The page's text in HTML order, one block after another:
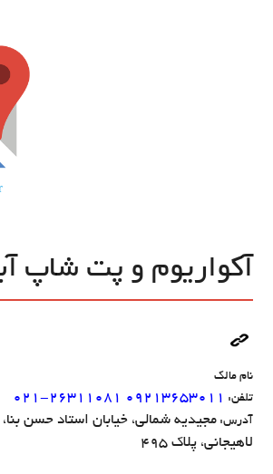
آکواریوم و پت شاپ
نام مالک
تلفن: ۰۲۱-۲۶۳۱۱۰۸۱ ۰۹۲۱۳۶۵۳۰۱۱
آدرس:مجیدیه شمالی، خیابان استاد حسن
لاهیجانی، پلاک ۴۹۵